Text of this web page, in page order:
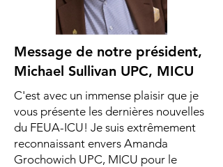
Message de notre président,
Michael Sullivan UPC, MICU
C'est avec un immense plaisir que je
vous présente les dernières nouvelles
du FEUA-ICU! Je suis extrêmement
reconnaissant envers Amanda
Grochowich UPC, MICU pour le